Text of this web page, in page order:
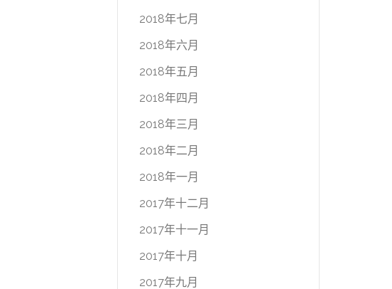
2018年七月
2018年六月
2018年五月
2018年四月
2018年三月
2018年二月
2018年一月
2017年十二月
2017年十一月
2017年十月
2017年九月